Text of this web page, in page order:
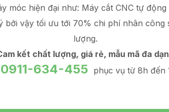
móc hiện đại như: Máy cắt CNC tự
bởi vậy tối ưu tới 70% chi phí nhân công
lượng.
kết chất lượng, giá rẻ, mẫu mã đa
0911-634-455 phục vụ từ 8h đến